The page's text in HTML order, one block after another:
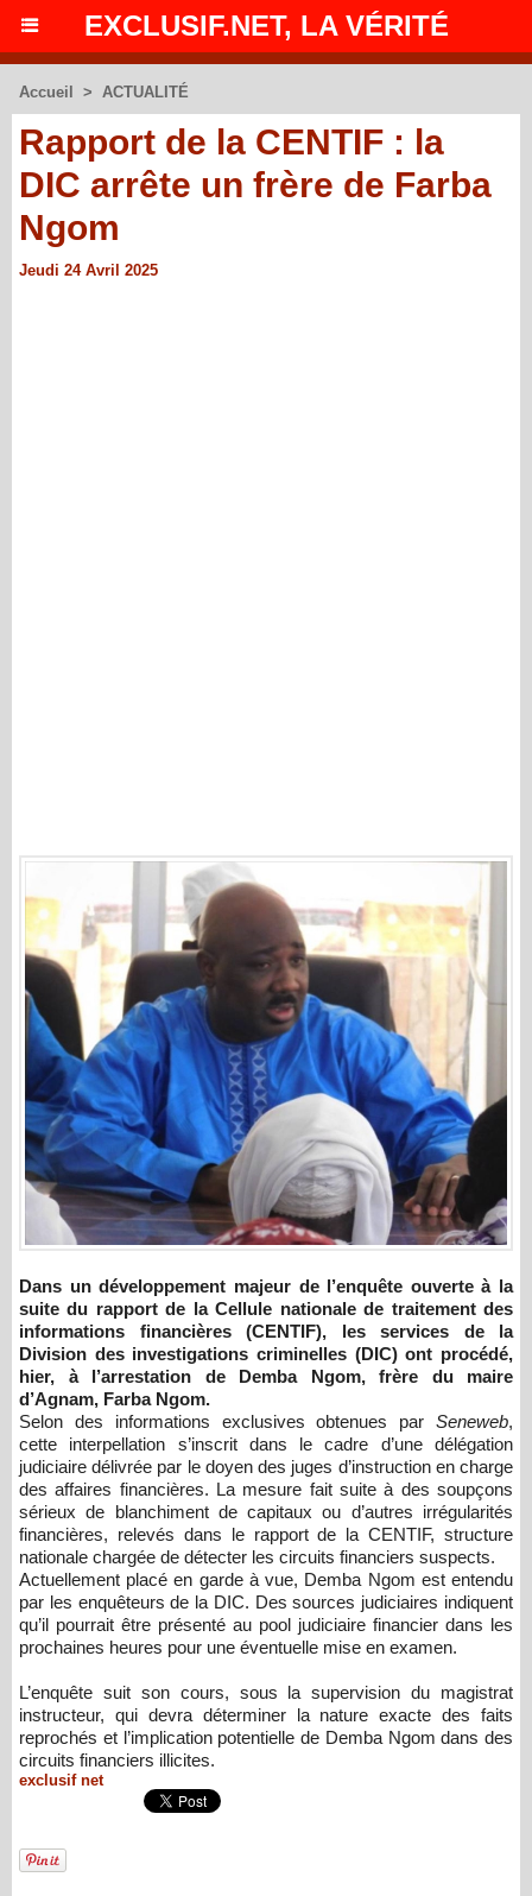
EXCLUSIF.NET, LA VÉRITÉ
Accueil > ACTUALITÉ
Rapport de la CENTIF : la
DIC arrête un frère de Farba
Ngom
Jeudi 24 Avril 2025
Dans un développement majeur de l’enquête ouverte à la
suite du rapport de la Cellule nationale de traitement des
informations financières (CENTIF), les services de la
Division des investigations criminelles (DIC) ont procédé,
hier, à l’arrestation de Demba Ngom, frère du maire
d’Agnam, Farba Ngom.
Selon des informations exclusives obtenues par Seneweb,
cette interpellation s’inscrit dans le cadre d’une délégation
judiciaire délivrée par le doyen des juges d’instruction en charge
des affaires financières. La mesure fait suite à des soupçons
sérieux de blanchiment de capitaux ou d’autres irrégularités
financières, relevés dans le rapport de la CENTIF, structure
nationale chargée de détecter les circuits financiers suspects.
Actuellement placé en garde à vue, Demba Ngom est entendu
par les enquêteurs de la DIC. Des sources judiciaires indiquent
qu’il pourrait être présenté au pool judiciaire financier dans les
prochaines heures pour une éventuelle mise en examen.
L’enquête suit son cours, sous la supervision du magistrat
instructeur, qui devra déterminer la nature exacte des faits
reprochés et l’implication potentielle de Demba Ngom dans des
circuits financiers illicites.
exclusif net